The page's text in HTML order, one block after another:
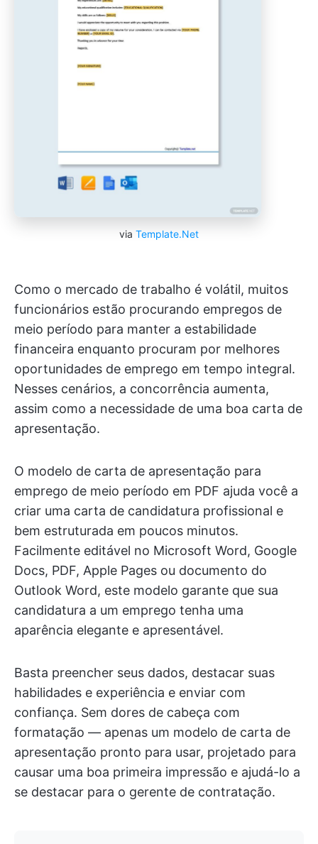
via Template.Net
Como o mercado de trabalho é volátil, muitos
funcionários estão procurando empregos de
meio período para manter a estabilidade
financeira enquanto procuram por melhores
oportunidades de emprego em tempo integral.
Nesses cenários, a concorrência aumenta,
assim como a necessidade de uma boa carta de
apresentação.
O modelo de carta de apresentação para
emprego de meio período em PDF ajuda você a
criar uma carta de candidatura profissional e
bem estruturada em poucos minutos.
Facilmente editável no Microsoft Word, Google
Docs, PDF, Apple Pages ou documento do
Outlook Word, este modelo garante que sua
candidatura a um emprego tenha uma
aparência elegante e apresentável.
Basta preencher seus dados, destacar suas
habilidades e experiência e enviar com
confiança. Sem dores de cabeça com
formatação — apenas um modelo de carta de
apresentação pronto para usar, projetado para
causar uma boa primeira impressão e ajudá-lo a
se destacar para o gerente de contratação.